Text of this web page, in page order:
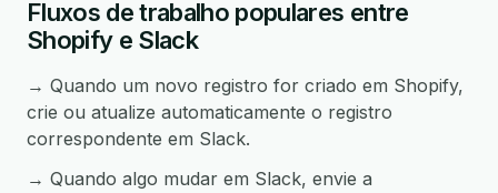
Fluxos de trabalho populares entre
Shopify e Slack
→ Quando um novo registro for criado em Shopify,
crie ou atualize automaticamente o registro
correspondente em Slack.
→ Quando algo mudar em Slack, envie a